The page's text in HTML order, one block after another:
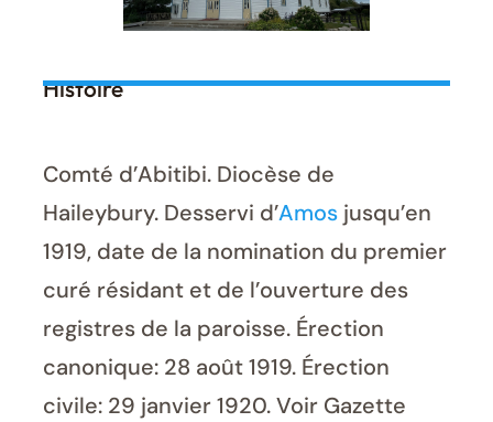
Histoire
Comté d’Abitibi. Diocèse de
Haileybury. Desservi d’Amos jusqu’en
1919, date de la nomination du premier
curé résidant et de l’ouverture des
registres de la paroisse. Érection
canonique: 28 août 1919. Érection
civile: 29 janvier 1920. Voir Gazette